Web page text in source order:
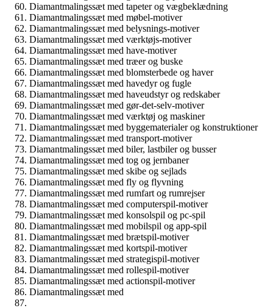
Diamantmalingssæt med tapeter og vægbeklædning
Diamantmalingssæt med møbel-motiver
Diamantmalingssæt med belysnings-motiver
Diamantmalingssæt med værktøjs-motiver
Diamantmalingssæt med have-motiver
Diamantmalingssæt med træer og buske
Diamantmalingssæt med blomsterbede og haver
Diamantmalingssæt med havedyr og fugle
Diamantmalingssæt med haveudstyr og redskaber
Diamantmalingssæt med gør-det-selv-motiver
Diamantmalingssæt med værktøj og maskiner
Diamantmalingssæt med byggematerialer og konstruktioner
Diamantmalingssæt med transport-motiver
Diamantmalingssæt med biler, lastbiler og busser
Diamantmalingssæt med tog og jernbaner
Diamantmalingssæt med skibe og sejlads
Diamantmalingssæt med fly og flyvning
Diamantmalingssæt med rumfart og rumrejser
Diamantmalingssæt med computerspil-motiver
Diamantmalingssæt med konsolspil og pc-spil
Diamantmalingssæt med mobilspil og app-spil
Diamantmalingssæt med brætspil-motiver
Diamantmalingssæt med kortspil-motiver
Diamantmalingssæt med strategispil-motiver
Diamantmalingssæt med rollespil-motiver
Diamantmalingssæt med actionspil-motiver
Diamantmalingssæt med